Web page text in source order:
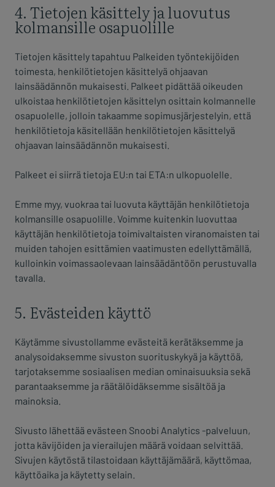
4. Tietojen käsittely ja luovutus
kolmansille osapuolille
Tietojen käsittely tapahtuu Palkeiden työntekijöiden
toimesta, henkilötietojen käsittelyä ohjaavan
lainsäädännön mukaisesti. Palkeet pidättää oikeuden
ulkoistaa henkilötietojen käsittelyn osittain kolmannelle
osapuolelle, jolloin takaamme sopimusjärjestelyin, että
henkilötietoja käsitellään henkilötietojen käsittelyä
ohjaavan lainsäädännön mukaisesti.
Palkeet ei siirrä tietoja EU:n tai ETA:n ulkopuolelle.
Emme myy, vuokraa tai luovuta käyttäjän henkilötietoja
kolmansille osapuolille. Voimme kuitenkin luovuttaa
käyttäjän henkilötietoja toimivaltaisten viranomaisten tai
muiden tahojen esittämien vaatimusten edellyttämällä,
kulloinkin voimassaolevaan lainsäädäntöön perustuvalla
tavalla.
5. Evästeiden käyttö
Käytämme sivustollamme evästeitä kerätäksemme ja
analysoidaksemme sivuston suorituskykyä ja käyttöä,
tarjotaksemme sosiaalisen median ominaisuuksia sekä
parantaaksemme ja räätälöidäksemme sisältöä ja
mainoksia.
Sivusto lähettää evästeen Snoobi Analytics -palveluun,
jotta kävijöiden ja vierailujen määrä voidaan selvittää.
Sivujen käytöstä tilastoidaan käyttäjämäärä, käyttömaa,
käyttöaika ja käytetty selain.